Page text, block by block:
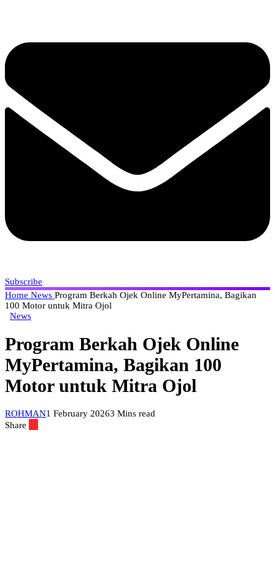
Subscribe
Home News Program Berkah Ojek Online MyPertamina, Bagikan
100 Motor untuk Mitra Ojol
News
Program Berkah Ojek Online
MyPertamina, Bagikan 100
Motor untuk Mitra Ojol
ROHMAN1 February 20263 Mins read
Share